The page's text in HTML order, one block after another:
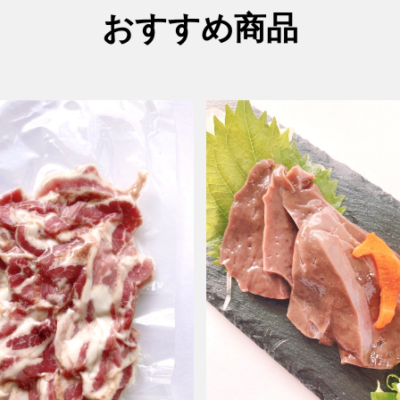
おすすめ商品